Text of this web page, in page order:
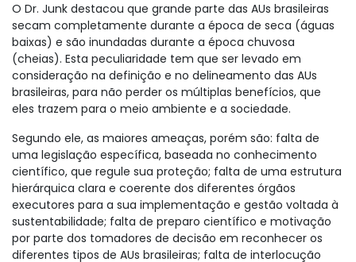
O Dr. Junk destacou que grande parte das AUs brasileiras
secam completamente durante a época de seca (águas
baixas) e são inundadas durante a época chuvosa
(cheias). Esta peculiaridade tem que ser levado em
consideração na definição e no delineamento das AUs
brasileiras, para não perder os múltiplas benefícios, que
eles trazem para o meio ambiente e a sociedade.
Segundo ele, as maiores ameaças, porém são: falta de
uma legislação específica, baseada no conhecimento
científico, que regule sua proteção; falta de uma estrutura
hierárquica clara e coerente dos diferentes órgãos
executores para a sua implementação e gestão voltada à
sustentabilidade; falta de preparo científico e motivação
por parte dos tomadores de decisão em reconhecer os
diferentes tipos de AUs brasileiras; falta de interlocução